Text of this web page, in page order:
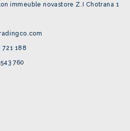
immeuble novastore Z.I Chotrana 1
721 188
760